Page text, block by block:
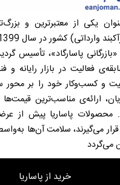
یکی از معتبرترین و
پاسارگاد»، تأسیس
فعالیت در بازار رایانه و
و کسب‌وکار خود را بر
ارائه‌ی مناسب‌ترین قیمت‌ها
محصولات پاساریا پیش از
می‌گیرند، سلامت آن‌ها
می‌گردد
خرید از پاساریا